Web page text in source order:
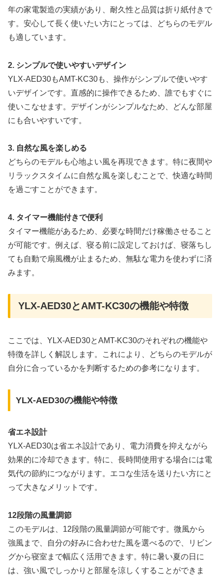
年の家電製造の実績があり、耐久性と品質は折り紙付きで
す。安心して長く使いたい方にとっては、どちらのモデル
も適しています。
2. シンプルで使いやすいデザイン
YLX-AED30もAMT-KC30も、操作がシンプルで使いやす
いデザインです。直感的に操作できるため、誰でもすぐに
使いこなせます。デザインがシンプルなため、どんな部屋
にも合いやすいです。
3. 自然な風を楽しめる
どちらのモデルも心地よい風を再現できます。特に夜間や
リラックスタイムに自然な風を楽しむことで、快適な時間
を過ごすことができます。
4. タイマー機能付きで便利
タイマー機能があるため、必要な時間だけ稼働させること
が可能です。例えば、寝る前に設定しておけば、寝落ちし
ても自動で扇風機が止まるため、無駄な電力を使わずに済
みます。
YLX-AED30とAMT-KC30の機能や特徴
ここでは、YLX-AED30とAMT-KC30のそれぞれの機能や
特徴を詳しく解説します。これにより、どちらのモデルが
自分に合っているかを判断するための参考になります。
YLX-AED30の機能や特徴
省エネ設計
YLX-AED30は省エネ設計であり、電力消費を抑えながら
効果的に冷却できます。特に、長時間使用する場合には電
気代の節約につながります。エコな生活を送りたい方にと
って大きなメリットです。
12段階の風量調節
このモデルは、12段階の風量調節が可能です。微風から
強風まで、自分の好みに合わせた風を選べるので、リビン
グから寝室まで幅広く活用できます。特に暑い夏の日に
は、強い風でしっかりと部屋を涼しくすることができま